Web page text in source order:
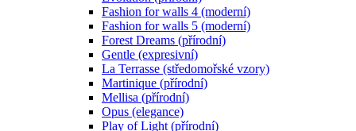
Fashion for walls 4 (moderní)
Fashion for walls 5 (moderní)
Forest Dreams (přírodní)
Gentle (expresivní)
La Terrasse (středomořské vzory)
Martinique (přírodní)
Mellisa (přírodní)
Opus (elegance)
Play of Light (přírodní)